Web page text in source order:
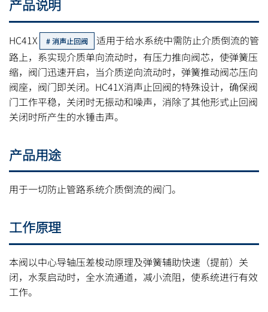
产品说明
HC41X 消声止回阀
适用于给水系统中需防止介质倒流的管
路上，系实现介质单向流动时，有压力推向阀芯，使弹簧压
缩，阀门迅速开启，当介质逆向流动时，弹簧推动阀芯压向
阀座，阀门即关闭。HC41X消声止回阀的特殊设计，确保阀
门工作平稳，关闭时无振动和噪声，消除了其他形式止回阀
关闭时所产生的水锤击声。
产品用途
用于一切防止管路系统介质倒流的阀门。
工作原理
本阀以中心导轴压差梭动原理及弹簧辅助快速（提前）关
闭，水泵启动时，全水流通道，减小流阻，使系统进行有效
工作。